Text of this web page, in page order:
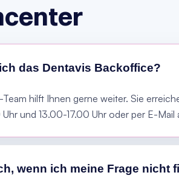
das Dentavis Backoffice?
hilft Ihnen gerne weiter. Sie
und 13.00-17.00 Uhr oder per E-Mail
wenn ich meine Frage nicht